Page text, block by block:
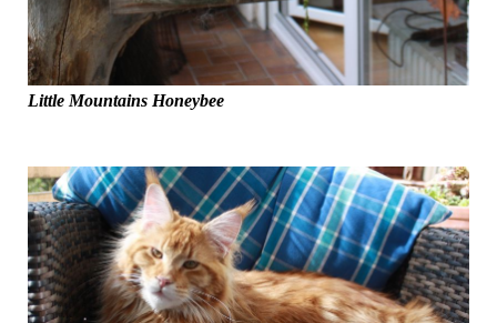
Little Mountains Honeybee